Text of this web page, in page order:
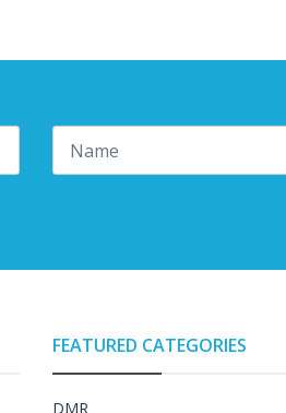
FEATURED CATEGORIES
DMR